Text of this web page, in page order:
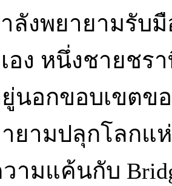
ลังพยายามรับ
อง หนึ่งชายชร
นอกขอบเขตข
ยามปลุกโลกแ
ามแค้นกับ